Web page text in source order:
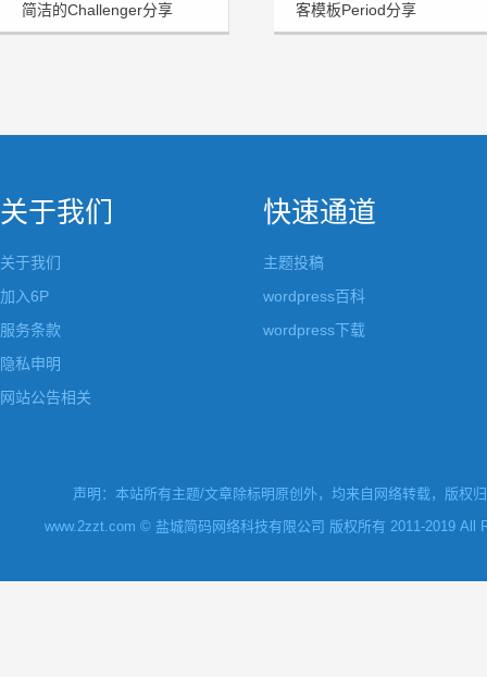
简洁的Challenger分享 客模板Period分享
关于我们
关于我们
加入6P
服务条款
隐私申明
网站公告相关
快速通道
主题投稿
wordpress百科
wordpress下载
声明：本站所有主题/文章除标明原创外，均来自网络转载，版权
www.2zzt.com © 盐城简码网络科技有限公司 版权所有 2011-2019